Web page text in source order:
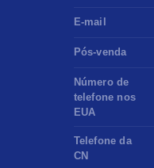
E-mail
Pós-venda
Número de
telefone nos
EUA
Telefone da
CN